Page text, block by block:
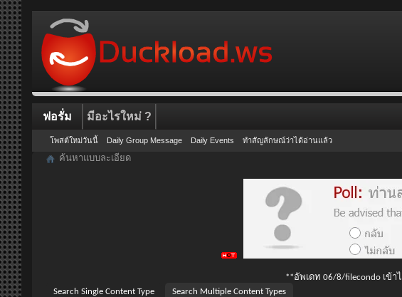
ฟอรั่ม มีอะไรใหม่ ?
โพสต์ใหม่วันนี้ Daily Group Message Daily Events ทำสัญลักษณ์ว่าได้อ่านแล้ว
ค้นหาแบบละเอียด
**อัพเดท 06/8/filecondo เข้
Search Single Content Type
Search Multiple Content Types